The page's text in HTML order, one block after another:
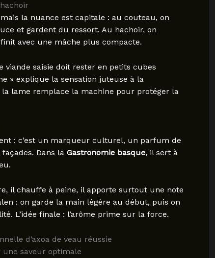
la nuance est capitale : au couteau, on
et gardent du ressort. Au hachoir, on
avec une mâche plus compacte.
viande saisie doit rester en petits cubes
» explique la sensation juteuse à la
lame remplace la machine pour protéger la
: c’est un marqueur culturel, un parfum de
Dans la Gastronomie basque, il sert à
il chauffe à peine, il apporte surtout une note
: on garde la main légère au début, puis on
L’idée finale : l’arôme prime sur la force.
d’axoa de veau réussie
saveur optimale